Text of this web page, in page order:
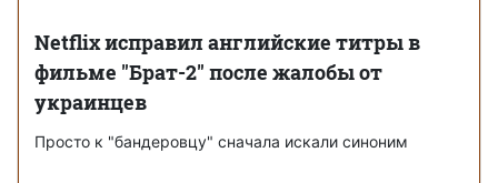
Netflix исправил английские титры в
фильме "Брат-2" после жалобы от
украинцев
Просто к "бандеровцу" сначала искали синоним